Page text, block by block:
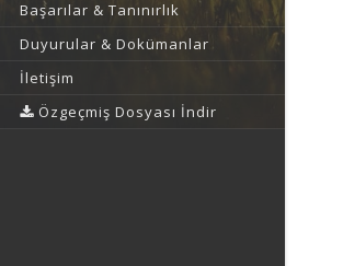
Başarılar & Tanınırlık
Duyurular & Dokümanlar
İletişim
Özgeçmiş Dosyası İndir